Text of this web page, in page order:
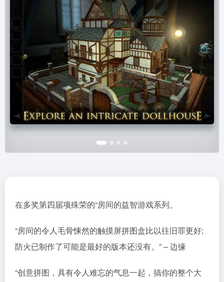
在多奖第四届项殊荣的“房间的益智游戏系列。
“房间的令人毛骨悚然的触摸屏拼图盒比以往旧罪更好;
防火已制作了可能是最好的版本还没有。” – 边缘
“创意拼图，具有令人难忘的气息一起，搞你的整个大